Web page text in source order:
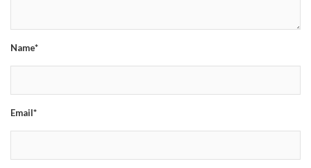
Name*
Email*